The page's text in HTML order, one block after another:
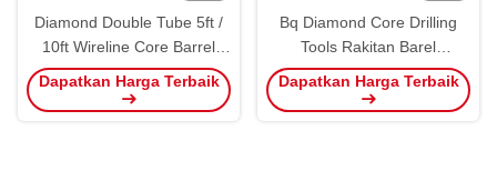
Diamond Double Tube 5ft /
10ft Wireline Core Barrel
System CE ISO 9001/2008
Dapatkan Harga Terbaik
Bq Diamond Core Drilling
Tools Rakitan Barel
Overshoot Tabung Luar
Dalam Dalam Sistem
Dapatkan Harga Terbaik